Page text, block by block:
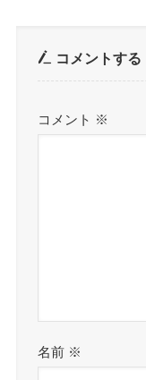
コメントする
コメント ※
名前 ※